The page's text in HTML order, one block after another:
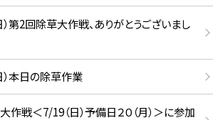
第2回除草大作戦、ありがとうございまし
本日の除草作業
戦＜7/19（日）予備日２０（月）＞に参加